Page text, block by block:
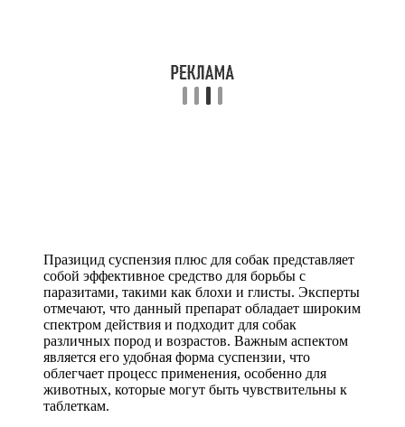
Празицид суспензия плюс для собак представляет
собой эффективное средство для борьбы с
паразитами, такими как блохи и глисты. Эксперты
отмечают, что данный препарат обладает широким
спектром действия и подходит для собак
различных пород и возрастов. Важным аспектом
является его удобная форма суспензии, что
облегчает процесс применения, особенно для
животных, которые могут быть чувствительны к
таблеткам.